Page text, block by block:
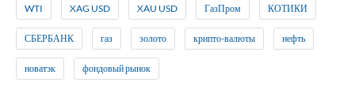
WTI XAG USD XAU USD ГазПром КОТИКИ
СБЕРБАНК газ золото крипто-валюты нефть
новатэк фондовый рынок